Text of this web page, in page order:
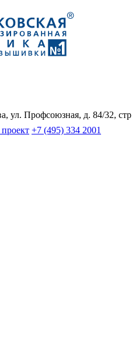
ул. Профсоюзная, д. 84/32,
проект +7 (495) 334 2001